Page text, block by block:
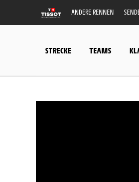
ANDERE RENNEN
STRECKE TEAMS